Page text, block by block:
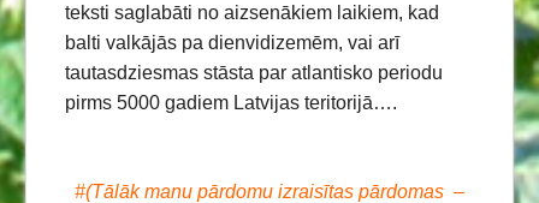
teksti saglabāti no aizsenākiem laikiem, kad
balti valkājās pa dienvidizemēm, vai arī
tautasdziesmas stāsta par atlantisko periodu
pirms 5000 gadiem Latvijas teritorijā….
#(Tālāk manu pārdomu izraisītas pārdomas –